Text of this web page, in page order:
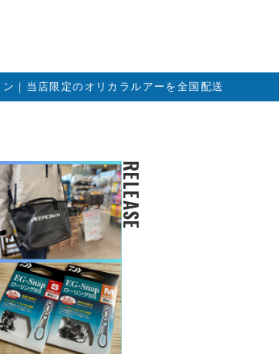
｜当店限定のオリカラルアーを全国配送
RELEASE